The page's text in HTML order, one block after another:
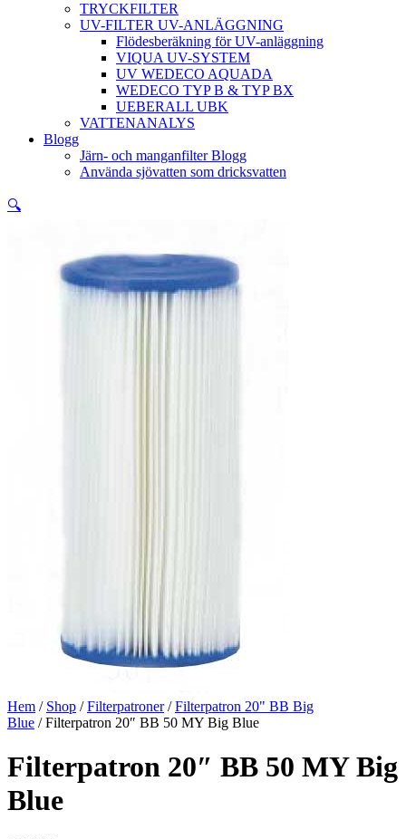
TRYCKFILTER
UV-FILTER UV-ANLÄGGNING
Flödesberäkning för UV-anläggning
VIQUA UV-SYSTEM
UV WEDECO AQUADA
WEDECO TYP B & TYP BX
UEBERALL UBK
VATTENANALYS
Blogg
Järn- och manganfilter Blogg
Använda sjövatten som dricksvatten
🔍
Hem / Shop /Filterpatroner/Filterpatron 20" BB Big
Blue / Filterpatron 20″ BB 50 MY Big Blue
Filterpatron 20″ BB 50 MY Big
Blue